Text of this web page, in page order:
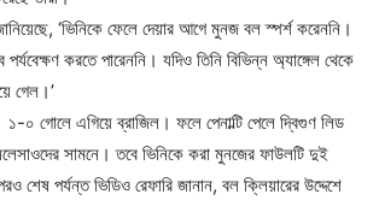
‘ভিনিকে ফেলে দেয়ার আগে মুনজ বল স্পর্শ করেননি।
পর্যবেক্ষণ করতে পারেননি। যদিও তিনি বিভিন্ন অ্যাঙ্গেল থেকে
গেল।’
০ গোলে এগিয়ে ব্রাজিল। ফলে পেনাল্টি পেলে দ্বিগুণ লিড
সামনে। তবে ভিনিকে করা মুনজের ফাউলটি দুই
শেষ পর্যন্ত ভিডিও রেফারি জানান, বল ক্লিয়ারের উদ্দেশে